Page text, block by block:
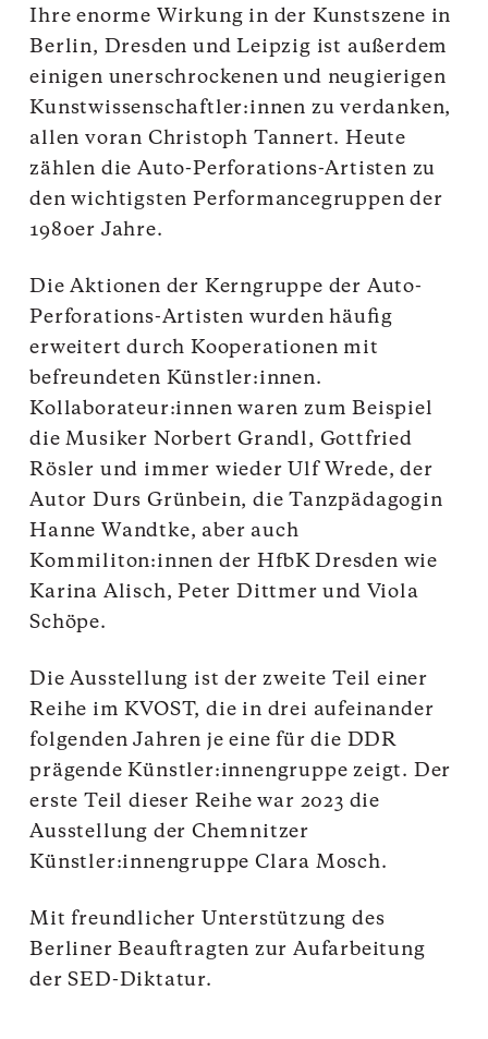
Ihre enorme Wirkung in der Kunstszene in
Berlin, Dresden und Leipzig ist außerdem
einigen unerschrockenen und neugierigen
Kunstwissenschaftler:innen zu verdanken,
allen voran Christoph Tannert. Heute
zählen die Auto-Perforations-Artisten zu
den wichtigsten Performancegruppen der
1980er Jahre.
Die Aktionen der Kerngruppe der Auto-
Perforations-Artisten wurden häufig
erweitert durch Kooperationen mit
befreundeten Künstler:innen.
Kollaborateur:innen waren zum Beispiel
die Musiker Norbert Grandl, Gottfried
Rösler und immer wieder Ulf Wrede, der
Autor Durs Grünbein, die Tanzpädagogin
Hanne Wandtke, aber auch
Kommiliton:innen der HfbK Dresden wie
Karina Alisch, Peter Dittmer und Viola
Schöpe.
Die Ausstellung ist der zweite Teil einer
Reihe im KVOST, die in drei aufeinander
folgenden Jahren je eine für die DDR
prägende Künstler:innengruppe zeigt. Der
erste Teil dieser Reihe war 2023 die
Ausstellung der Chemnitzer
Künstler:innengruppe Clara Mosch.
Mit freundlicher Unterstützung des
Berliner Beauftragten zur Aufarbeitung
der SED-Diktatur.